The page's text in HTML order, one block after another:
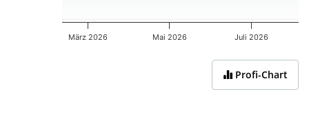
März 2026 Mai 2026 Juli 2026
Profi-Chart